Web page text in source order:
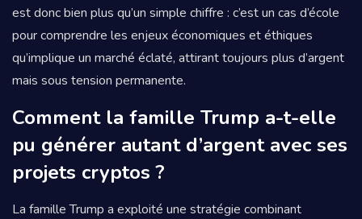
est donc bien plus qu’un simple chiffre : c’est un cas d’école
pour comprendre les enjeux économiques et éthiques
qu’implique un marché éclaté, attirant toujours plus d’argent
mais sous tension permanente.
Comment la famille Trump a-t-elle
pu générer autant d’argent avec ses
projets cryptos ?
La famille Trump a exploité une stratégie combinant